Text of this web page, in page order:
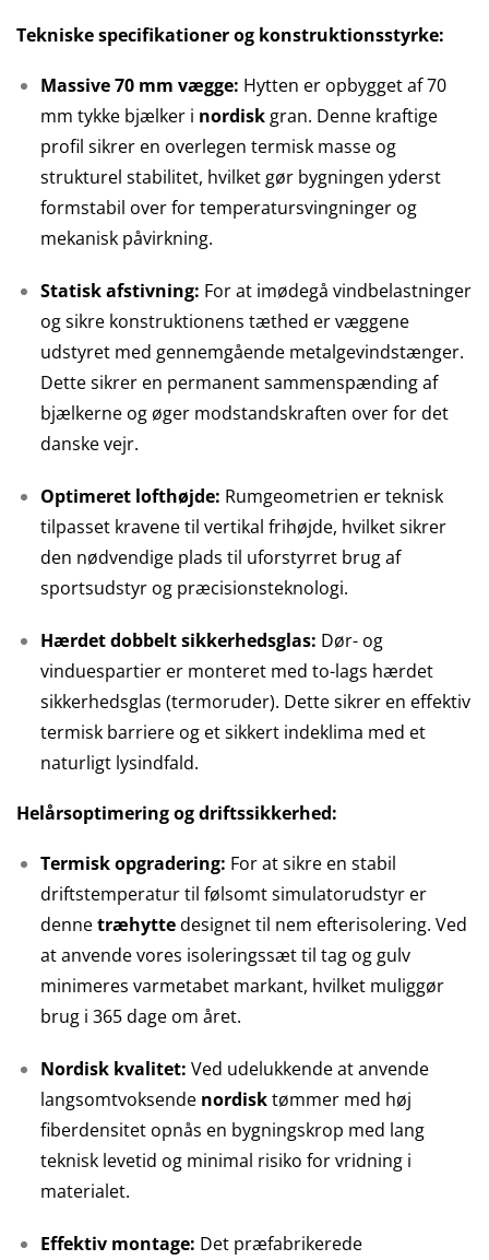
Tekniske specifikationer og konstruktionsstyrke:
Massive 70 mm vægge: Hytten er opbygget af 70
mm tykke bjælker i nordisk gran. Denne kraftige
profil sikrer en overlegen termisk masse og
strukturel stabilitet, hvilket gør bygningen yderst
formstabil over for temperatursvingninger og
mekanisk påvirkning.
Statisk afstivning: For at imødegå vindbelastninger
og sikre konstruktionens tæthed er væggene
udstyret med gennemgående metalgevindstænger.
Dette sikrer en permanent sammenspænding af
bjælkerne og øger modstandskraften over for det
danske vejr.
Optimeret lofthøjde: Rumgeometrien er teknisk
tilpasset kravene til vertikal frihøjde, hvilket sikrer
den nødvendige plads til uforstyrret brug af
sportsudstyr og præcisionsteknologi.
Hærdet dobbelt sikkerhedsglas: Dør- og
vinduespartier er monteret med to-lags hærdet
sikkerhedsglas (termoruder). Dette sikrer en effektiv
termisk barriere og et sikkert indeklima med et
naturligt lysindfald.
Helårsoptimering og driftssikkerhed:
Termisk opgradering: For at sikre en stabil
driftstemperatur til følsomt simulatorudstyr er
dennetræhyttedesignet til nem efterisolering. Ved
at anvende vores isoleringssæt til tag og gulv
minimeres varmetabet markant, hvilket muliggør
brug i 365 dage om året.
Nordisk kvalitet: Ved udelukkende at anvende
langsomtvoksende nordisktømmer med høj
fiberdensitet opnås en bygningskrop med lang
teknisk levetid og minimal risiko for vridning i
materialet.
Effektiv montage: Det præfabrikerede